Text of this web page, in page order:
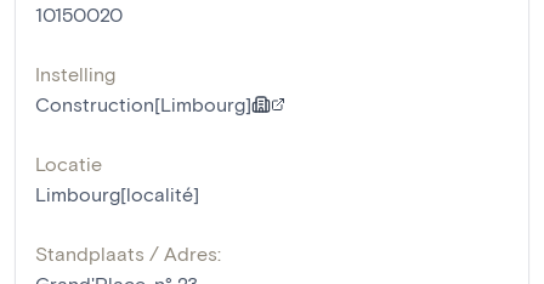
10150020
Instelling
Construction[Limbourg]
Locatie
Limbourg[localité]
Standplaats / Adres: